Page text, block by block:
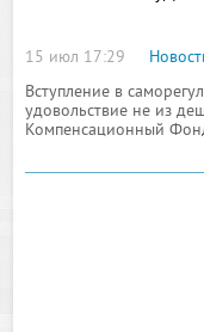
15 июл 17:29
Вступление в
удовольствие не из
Компенсационный